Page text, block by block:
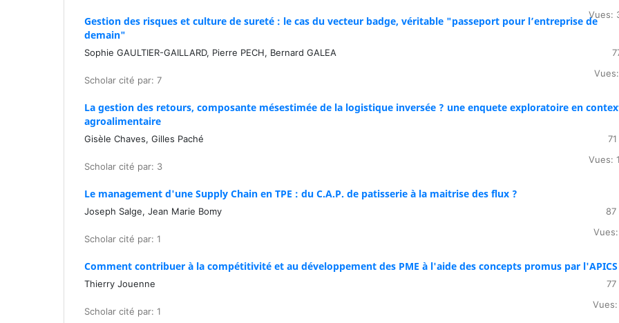
Vues:
Gestion des risques et culture de sureté : le cas du vecteur badge, véritable "passeport pour l’entreprise de
demain"
Sophie GAULTIER-GAILLARD, Pierre PECH, Bernard GALEA
Scholar cité par: 7
La gestion des retours, composante mésestimée de la logistique inversée ? une enquete exploratoire en
agroalimentaire
Gisèle Chaves, Gilles Paché
Scholar cité par: 3
Vues:
Le management d'une Supply Chain en TPE : du C.A.P. de patisserie à la maitrise des flux ?
Joseph Salge, Jean Marie Bomy 87
Scholar cité par: 1
Comment contribuer à la compétitivité et au développement des PME à l'aide des concepts promus par l'APICS
Thierry Jouenne 77
Scholar cité par: 1